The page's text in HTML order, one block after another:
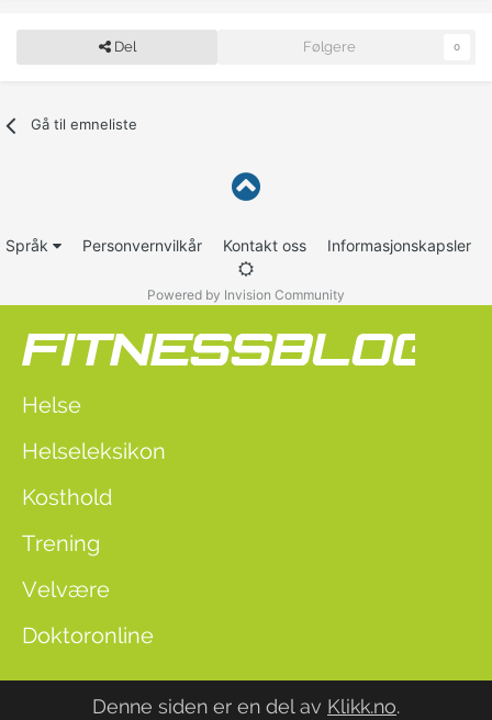
Del Følgere 0
Gå til emneliste
Språk Personvernvilkår Kontakt oss Informasjonskapsler
Powered by Invision Community
Helse
Helseleksikon
Kosthold
Trening
Velvære
Doktoronline
Denne siden er en del av Klikk.no.